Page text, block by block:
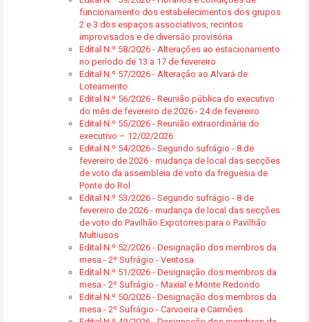
funcionamento dos estabelecimentos dos grupos
2 e 3 dos espaços associativos, recintos
improvisados e de diversão provisória
Edital N.º 58/2026 - Alterações ao estacionamento
no período de 13 a 17 de fevereiro
Edital N.º 57/2026 - Alteração ao Alvará de
Loteamento
Edital N.º 56/2026 - Reunião pública do executivo
do mês de fevereiro de 2026 - 24 de fevereiro
Edital N.º 55/2026 - Reunião extraordinária do
executivo – 12/02/2026
Edital N.º 54/2026 - Segundo sufrágio - 8 de
fevereiro de 2026 - mudança de local das secções
de voto da assembleia de voto da freguesia de
Ponte do Rol
Edital N.º 53/2026 - Segundo sufrágio - 8 de
fevereiro de 2026 - mudança de local das secções
de voto do Pavilhão Expotorres para o Pavilhão
Multiusos
Edital N.º 52/2026 - Designação dos membros da
mesa - 2º Sufrágio - Ventosa
Edital N.º 51/2026 - Designação dos membros da
mesa - 2º Sufrágio - Maxial e Monte Redondo
Edital N.º 50/2026 - Designação dos membros da
mesa - 2º Sufrágio - Carvoeira e Carmões